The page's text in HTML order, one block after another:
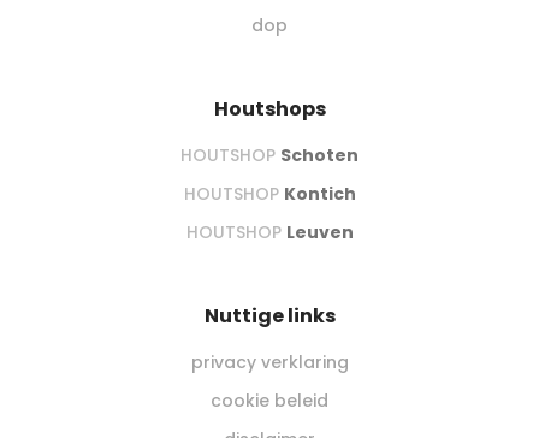
dop
Houtshops
HOUTSHOP Schoten
HOUTSHOP Kontich
HOUTSHOP Leuven
Nuttige links
privacy verklaring
cookie beleid